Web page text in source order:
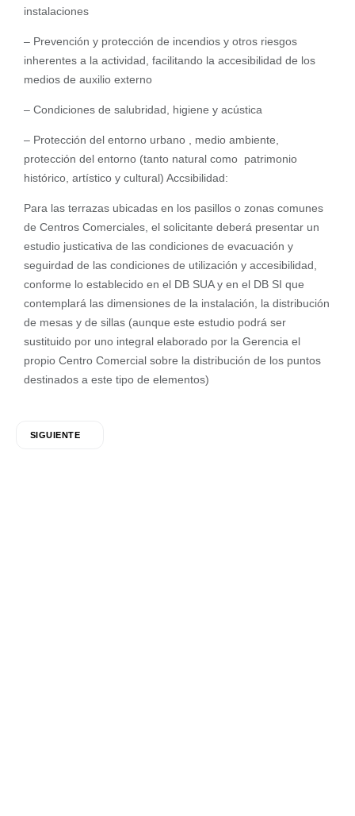
instalaciones
– Prevención y protección de incendios y otros riesgos
inherentes a la actividad, facilitando la accesibilidad de los
medios de auxilio externo
– Condiciones de salubridad, higiene y acústica
– Protección del entorno urbano , medio ambiente,
protección del entorno (tanto natural como patrimonio
histórico, artístico y cultural) Accsibilidad:
Para las terrazas ubicadas en los pasillos o zonas comunes
de Centros Comerciales, el solicitante deberá presentar un
estudio justicativa de las condiciones de evacuación y
seguirdad de las condiciones de utilización y accesibilidad,
conforme lo establecido en el DB SUA y en el DB SI que
contemplará las dimensiones de la instalación, la distribución
de mesas y de sillas (aunque este estudio podrá ser
sustituido por uno integral elaborado por la Gerencia el
propio Centro Comercial sobre la distribución de los puntos
destinados a este tipo de elementos)
SIGUIENTE